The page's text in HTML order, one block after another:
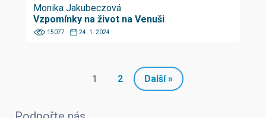
Monika Jakubeczová
Vzpomínky na život na Venuši
15077 24. 1. 2024
1 2 Další »